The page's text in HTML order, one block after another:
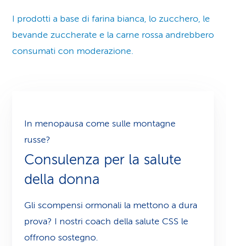
I prodotti a base di farina bianca, lo zucche­ro, le
bevande zuccherate e la carne rossa andrebbero
consumati con moderazione.
In menopausa come sulle montagne
russe?
Consulenza per la salute
della donna
Gli scompensi ormonali la mettono a dura
prova? I nostri coach della salute CSS le
offrono sostegno.